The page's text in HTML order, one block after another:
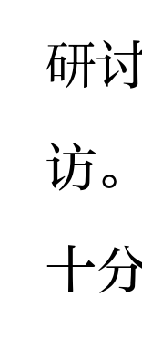
研
访
十